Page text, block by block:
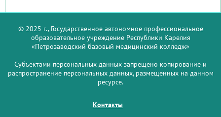
© 2025 г., Государственное автономное профессиональное
образовательное учреждение Республики Карелия
«Петрозаводский базовый медицинский колледж»
Субъектами персональных данных запрещено копирование и
распространение персональных данных, размещенных на данном
ресурсе.
Контакты